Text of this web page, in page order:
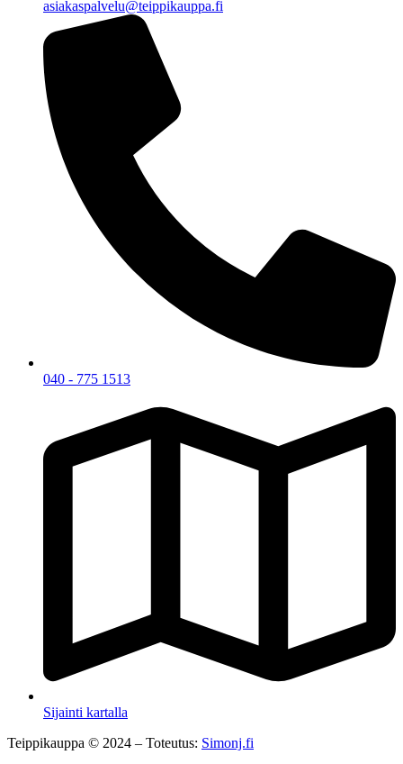
asiakaspalvelu@teippikauppa.fi
040 - 775 1513
Sijainti kartalla
Teippikauppa © 2024 – Toteutus: Simonj.fi